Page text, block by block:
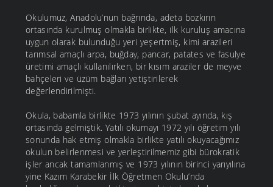
Okulumuz, Anadolu’nun bağrında, adeta bozkırın
ortasında kurulmuş olmakla birlikte, ilk kuruluş amacına
uygun olarak bulunduğu yeri yeşertmiş, kimi arazileri
tarımsal amaçlı arpa, buğday, pancar, patates ve fasulye
üretimi amaçlı kullanılırken, bir kısım araziler de meyve
bahçeleri ve üzüm bağları yetiştirilerek
değerlendirilmişti.
Okula, babamla birlikte 1973 yılının şubat ayında, kış
ortasında gelmiştik. Yatılı okumayı 1972 yılı öğretim yılı
sonunda hak etmiş olmakla birlikte yatılı okuyacağımız
okulun belirlenmesi ve yerleştirilmemiz gibi bürokratik
işler ancak tamamlanmış ve 1973 yılının birinci yarıyılına
yine Kazım Karabekir İlk Öğretmen Okulu’nda